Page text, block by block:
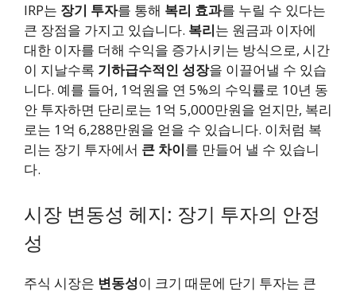
IRP는 장기 투자를 통해 복리 효과를 누릴 수 있다는
큰 장점을 가지고 있습니다. 복리는 원금과 이자에
대한 이자를 더해 수익을 증가시키는 방식으로, 시간
이 지날수록 기하급수적인 성장을 이끌어낼 수 있습
니다. 예를 들어, 1억원을 연 5%의 수익률로 10년 동
안 투자하면 단리로는 1억 5,000만원을 얻지만, 복리
로는 1억 6,288만원을 얻을 수 있습니다. 이처럼 복
리는 장기 투자에서 큰 차이를 만들어 낼 수 있습니
다.
시장 변동성 헤지: 장기 투자의 안정
성
주식 시장은 변동성이 크기 때문에 단기 투자는 큰